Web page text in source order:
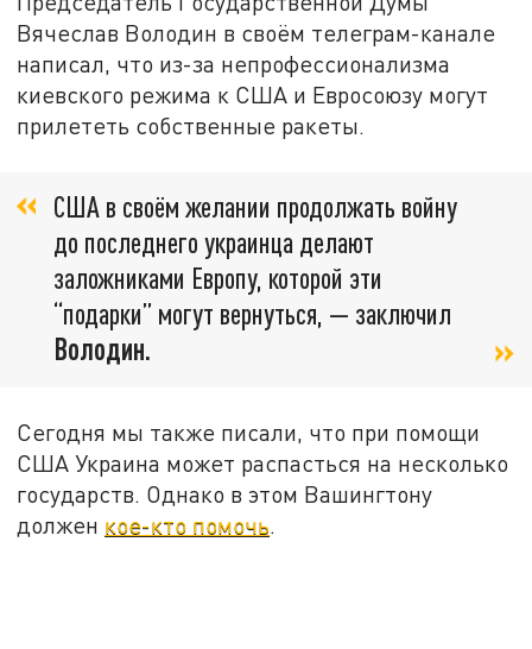
Вячеслав Володин в своём телеграм-канале
написал, что из-за непрофессионализма
киевского режима к США и Евросоюзу могут
прилететь собственные ракеты.
США в своём желании продолжать войну
до последнего украинца делают
заложниками Европу, которой эти
“подарки” могут вернуться, — заключил
Володин.
Сегодня мы также писали, что при помощи
США Украина может распасться на несколько
государств. Однако в этом Вашингтону
должен кое-кто помочь.